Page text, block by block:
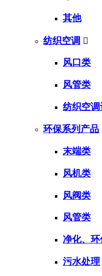
其他
纺织空调 
风口类
风管类
纺织空
环保系列产品
末端类
风机类
风阀类
风管类
净化、环
污水处理